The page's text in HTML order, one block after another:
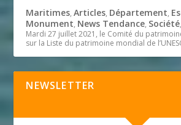
Maritimes,Articles, Département,
Monument, News Tendance, Société,
Mardi 27 juillet 2021, le Comité du
sur la Liste du patrimoine mondial de
NEWSLETTER